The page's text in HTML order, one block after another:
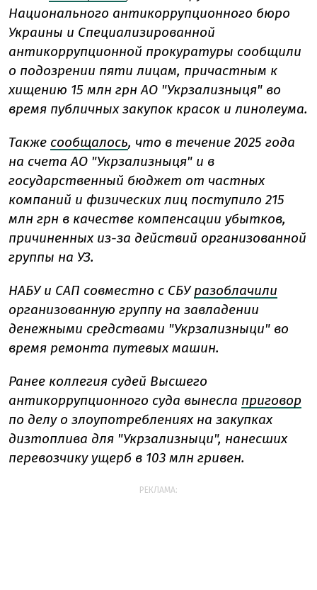
Национального антикоррупционного бюро
Украины и Специализированной
антикоррупционной прокуратуры сообщили
о подозрении пяти лицам, причастным к
хищению 15 млн грн АО "Укрзализныця" во
время публичных закупок красок и линолеума.
Также сообщалось, что в течение 2025 года
на счета АО "Укрзализныця" и в
государственный бюджет от частных
компаний и физических лиц поступило 215
млн грн в качестве компенсации убытков,
причиненных из-за действий организованной
группы на УЗ.
НАБУ и САП совместно с СБУ разоблачили
организованную группу на завладении
денежными средствами "Укрзализныци" во
время ремонта путевых машин.
Ранее коллегия судей Высшего
антикоррупционного суда вынесла приговор
по делу о злоупотреблениях на закупках
дизтоплива для "Укрзализныци", нанесших
перевозчику ущерб в 103 млн гривен.
РЕКЛАМА: